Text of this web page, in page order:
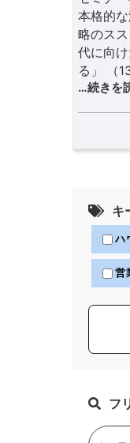
本格的
略のス
代に向
る」 （
…続きを
キ
ハ
営
フ